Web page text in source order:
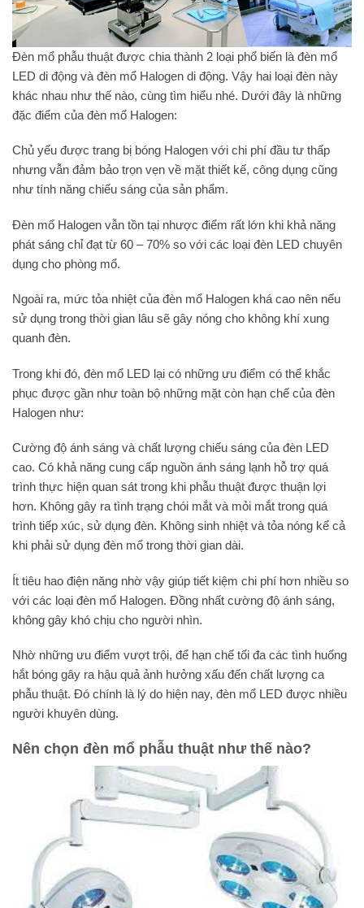
Đèn mổ phẫu thuật được chia thành 2 loại phổ biến là đèn mổ
LED di động và đèn mổ Halogen di động. Vậy hai loại đèn này
khác nhau như thế nào, cùng tìm hiểu nhé. Dưới đây là những
đặc điểm của đèn mổ Halogen:
Chủ yếu được trang bị bóng Halogen với chi phí đầu tư thấp
nhưng vẫn đảm bảo trọn vẹn về mặt thiết kế, công dụng cũng
như tính năng chiếu sáng của sản phẩm.
Đèn mổ Halogen vẫn tồn tại nhược điểm rất lớn khi khả năng
phát sáng chỉ đạt từ 60 – 70% so với các loại đèn LED chuyên
dụng cho phòng mổ.
Ngoài ra, mức tỏa nhiệt của đèn mổ Halogen khá cao nên nếu
sử dụng trong thời gian lâu sẽ gây nóng cho không khí xung
quanh đèn.
Trong khi đó, đèn mổ LED lại có những ưu điểm có thể khắc
phục được gần như toàn bộ những mặt còn hạn chế của đèn
Halogen như:
Cường độ ánh sáng và chất lượng chiếu sáng của đèn LED
cao. Có khả năng cung cấp nguồn ánh sáng lạnh hỗ trợ quá
trình thực hiện quan sát trong khi phẫu thuật được thuận lợi
hơn. Không gây ra tình trạng chói mắt và mỏi mắt trong quá
trình tiếp xúc, sử dụng đèn. Không sinh nhiệt và tỏa nóng kể cả
khi phải sử dụng đèn mổ trong thời gian dài.
Ít tiêu hao điện năng nhờ vậy giúp tiết kiệm chi phí hơn nhiều so
với các loại đèn mổ Halogen. Đồng nhất cường độ ánh sáng,
không gây khó chịu cho người nhìn.
Nhờ những ưu điểm vượt trội, để hạn chế tối đa các tình huống
hắt bóng gây ra hậu quả ảnh hưởng xấu đến chất lượng ca
phẫu thuật. Đó chính là lý do hiện nay, đèn mổ LED được nhiều
người khuyên dùng.
Nên chọn đèn mổ phẫu thuật như thế nào?